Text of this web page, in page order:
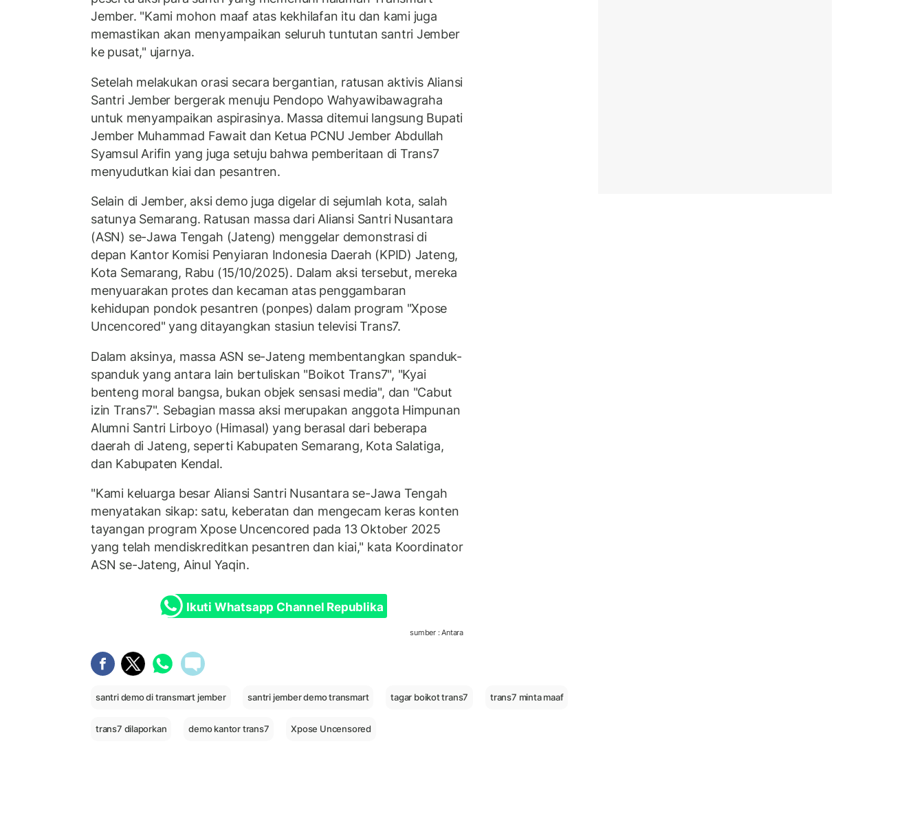
Jember. "Kami mohon maaf atas kekhilafan itu dan kami juga
memastikan akan menyampaikan seluruh tuntutan santri Jember
ke pusat," ujarnya.
Setelah melakukan orasi secara bergantian, ratusan aktivis Aliansi
Santri Jember bergerak menuju Pendopo Wahyawibawagraha
untuk menyampaikan aspirasinya. Massa ditemui langsung Bupati
Jember Muhammad Fawait dan Ketua PCNU Jember Abdullah
Syamsul Arifin yang juga setuju bahwa pemberitaan di Trans7
menyudutkan kiai dan pesantren.
Selain di Jember, aksi demo juga digelar di sejumlah kota, salah
satunya Semarang. Ratusan massa dari Aliansi Santri Nusantara
(ASN) se-Jawa Tengah (Jateng) menggelar demonstrasi di
depan Kantor Komisi Penyiaran Indonesia Daerah (KPID) Jateng,
Kota Semarang, Rabu (15/10/2025). Dalam aksi tersebut, mereka
menyuarakan protes dan kecaman atas penggambaran
kehidupan pondok pesantren (ponpes) dalam program "Xpose
Uncencored" yang ditayangkan stasiun televisi Trans7.
Dalam aksinya, massa ASN se-Jateng membentangkan spanduk-
spanduk yang antara lain bertuliskan "Boikot Trans7", "Kyai
benteng moral bangsa, bukan objek sensasi media", dan "Cabut
izin Trans7". Sebagian massa aksi merupakan anggota Himpunan
Alumni Santri Lirboyo (Himasal) yang berasal dari beberapa
daerah di Jateng, seperti Kabupaten Semarang, Kota Salatiga,
dan Kabupaten Kendal.
"Kami keluarga besar Aliansi Santri Nusantara se-Jawa Tengah
menyatakan sikap: satu, keberatan dan mengecam keras konten
tayangan program Xpose Uncencored pada 13 Oktober 2025
yang telah mendiskreditkan pesantren dan kiai," kata Koordinator
ASN se-Jateng, Ainul Yaqin.
Ikuti Whatsapp Channel Republika
sumber : Antara
santri demo di transmart jember santri jember demo transmart tagar boikot trans7 trans7 minta maaf
trans7 dilaporkan demo kantor trans7 Xpose Uncensored